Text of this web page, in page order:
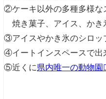
②ケーキ以外の多種多様な
焼き菓子、アイス、かき
③アイスやかき氷のシロッ
④イートインスペースで出
⑤近くに県内唯一の動物園